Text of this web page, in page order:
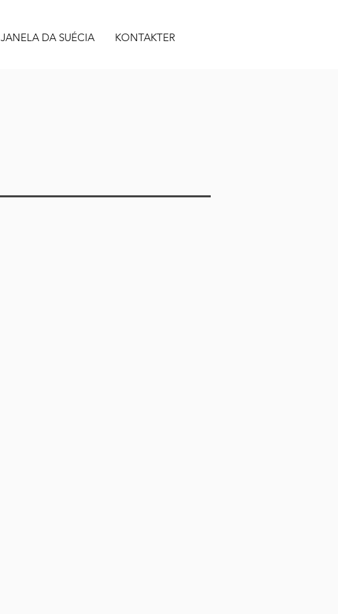
JANELA DA SUÉCIA KONTAKTER